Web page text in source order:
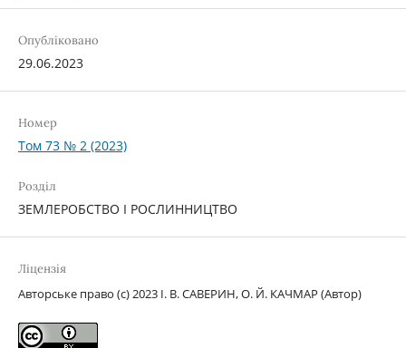
Опубліковано
29.06.2023
Номер
Том 73 № 2 (2023)
Розділ
ЗЕМЛЕРОБСТВО І РОСЛИННИЦТВО
Ліцензія
Авторське право (c) 2023 І. В. САВЕРИН, О. Й. КАЧМАР (Автор)